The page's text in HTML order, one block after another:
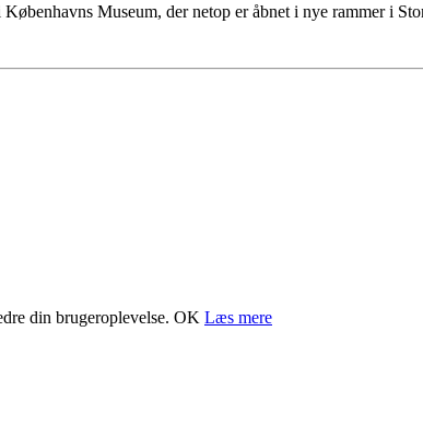
Museum, der netop er åbnet i nye rammer i
din brugeroplevelse. OK Læs mere